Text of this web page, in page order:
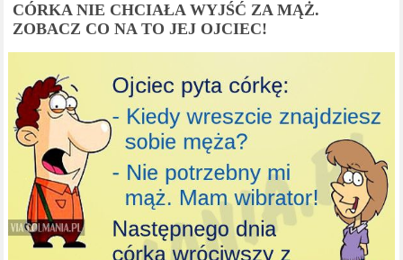
CÓRKA NIE CHCIAŁA WYJŚĆ ZA MĄŻ.
ZOBACZ CO NA TO JEJ OJCIEC!